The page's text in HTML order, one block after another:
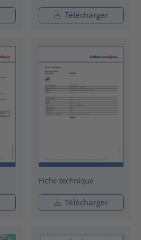
Télécharger
Fiche technique
Télécharger